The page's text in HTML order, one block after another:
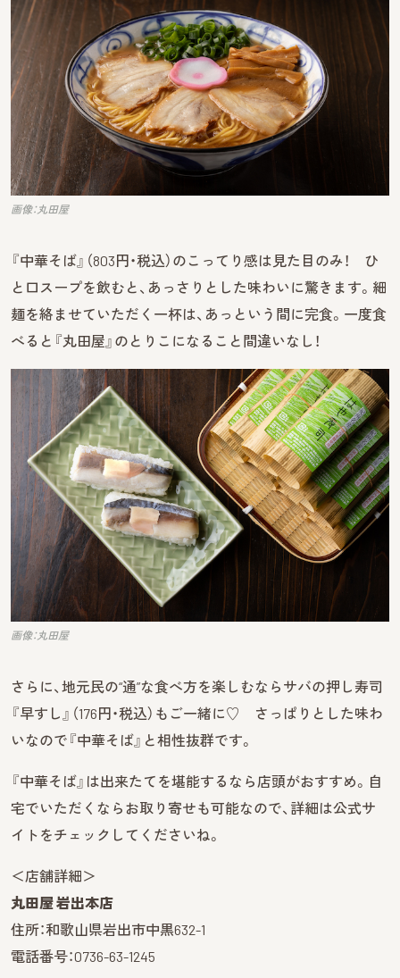
画像：丸田屋
『中華そば』（803円・税込）のこってり感は見た目のみ！ ひ
と口スープを飲むと、あっさりとした味わいに驚きます。細
麺を絡ませていただく一杯は、あっという間に完食。一度食
べると『丸田屋』のとりこになること間違いなし！
画像：丸田屋
さらに、地元民の“通”な食べ方を楽しむならサバの押し寿司
『早すし』（176円・税込）もご一緒に♡ さっぱりとした味わ
いなので『中華そば』と相性抜群です。
『中華そば』は出来たてを堪能するなら店頭がおすすめ。自
宅でいただくならお取り寄せも可能なので、詳細は公式サ
イトをチェックしてくださいね。
＜店舗詳細＞
丸田屋 岩出本店
住所：和歌山県岩出市中黒632-1
電話番号：0736-63-1245